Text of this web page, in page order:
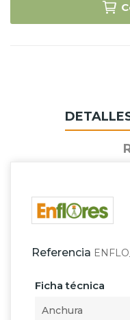
Referencia
Ficha técnica
Anchura